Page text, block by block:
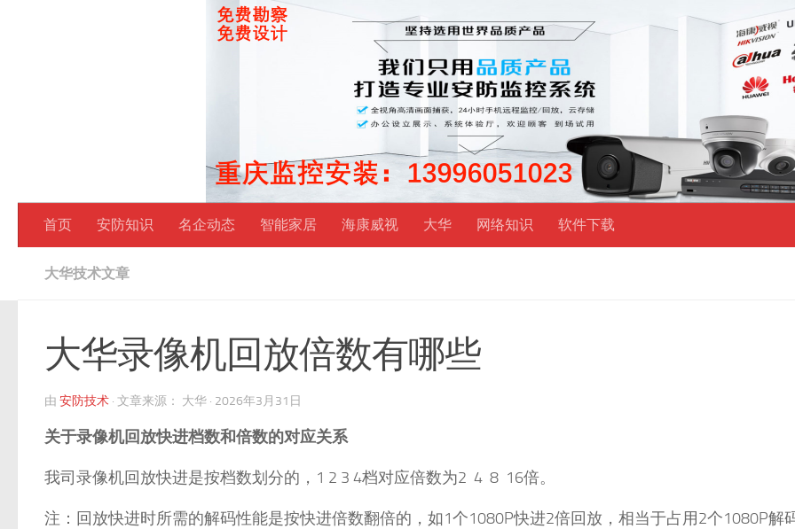
首页 安防知识 名企动态 智能家居 海康威视 大华 网络知识 软件下载
大华技术文章
大华录像机回放倍数有哪些
由 安防技术 · 文章来源： 大华 · 2026年3月31日
关于录像机回放快进档数和倍数的对应关系
我司录像机回放快进是按档数划分的，1 2 3 4档对应倍数为2 4 8 16倍。
注：回放快进时所需的解码性能是按快进倍数翻倍的，如1个1080P快进2倍回放，相当于占用2个1080P解